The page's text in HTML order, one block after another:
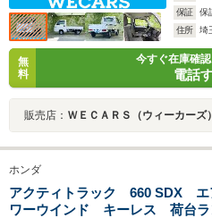
保証
保
住所
埼
無
料
今すぐ在庫確
電話
販売店： ＷＥＣＡＲＳ（ウィーカーズ
ホンダ
アクティトラック 660 SDX
ワーウインド キーレス 荷台ラ